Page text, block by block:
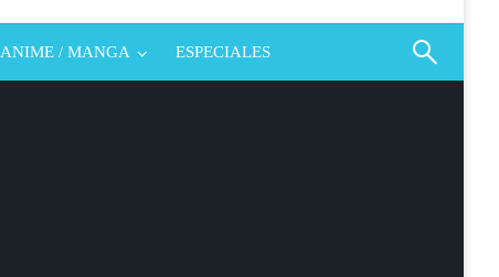
ANIME / MANGA ESPECIALES